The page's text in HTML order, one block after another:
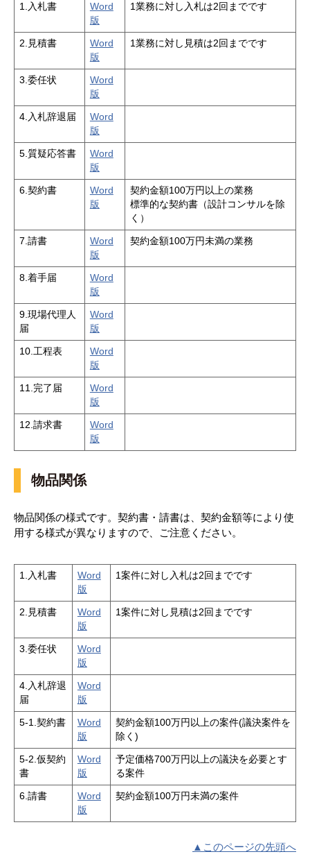
1.入札書
Word
版
1業務に対し入札は2回までです
2.見積書
Word
版
1業務に対し見積は2回までです
3.委任状
Word
版
4.入札辞退届
Word
版
5.質疑応答書
Word
版
6.契約書
Word
版
契約金額100万円以上の業務
標準的な契約書（設計コンサルを除
く）
7.請書
Word
版
契約金額100万円未満の業務
8.着手届
Word
版
9.現場代理人
届
Word
版
10.工程表
Word
版
11.完了届
Word
版
12.請求書
Word
版
物品関係
物品関係の様式です。契約書・請書は、契約金額等により使
用する様式が異なりますので、ご注意ください。
1.入札書
Word
版
1案件に対し入札は2回までです
2.見積書
Word
版
1案件に対し見積は2回までです
3.委任状
Word
版
4.入札辞退
届
Word
版
5-1.契約書
Word
版
契約金額100万円以上の案件(議決案件を
除く)
5-2.仮契約
書
Word
版
予定価格700万円以上の議決を必要とす
る案件
6.請書
Word
版
契約金額100万円未満の案件
▲このページの先頭へ